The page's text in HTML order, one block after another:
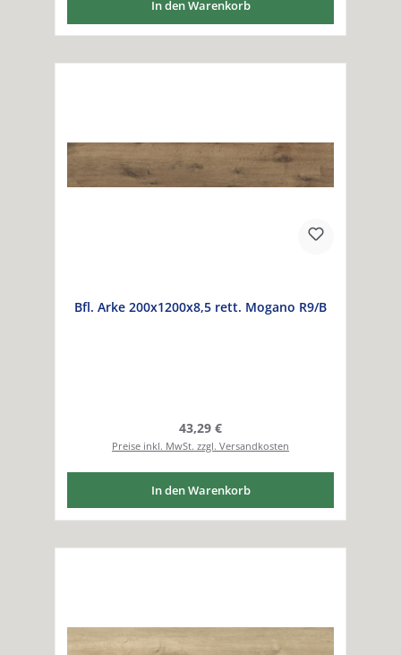
In den Warenkorb
Bfl. Arke 200x1200x8,5 rett. Mogano R9/B
Regulärer Preis:
43,29 €
Preise inkl. MwSt. zzgl. Versandkosten
In den Warenkorb